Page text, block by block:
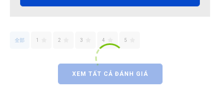
全部 1 2 3 4 5
XEM TẤT CẢ ĐÁNH GIÁ